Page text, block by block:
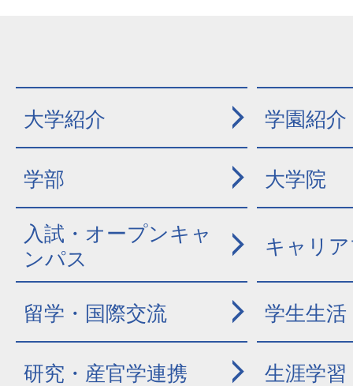
大学紹介 学園紹介
学部 大学院
入試・オープンキャ
ンパス
キャリ
留学・国際交流 学生生活
研究・産官学連携 生涯学習